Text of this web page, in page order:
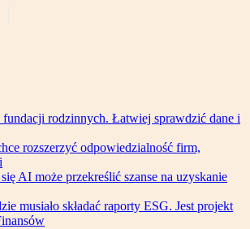
fundacji rodzinnych. Łatwiej sprawdzić dane i
rozszerzyć odpowiedzialność firm,
AI może przekreślić szanse na uzyskanie
musiało składać raporty ESG. Jest projekt